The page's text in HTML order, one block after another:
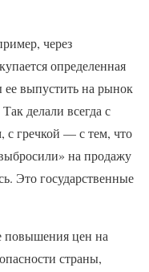
через
определенная
ее выпустить на рынок
делали всегда с
с гречкой — с тем, что
на продажу
Это государственные
повышения цен на
страны,